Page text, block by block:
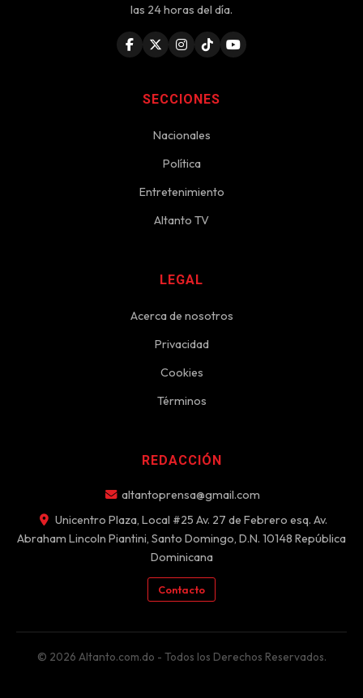
las 24 horas del día.
SECCIONES
Nacionales
Política
Entretenimiento
Altanto TV
LEGAL
Acerca de nosotros
Privacidad
Cookies
Términos
REDACCIÓN
altantoprensa@gmail.com
Unicentro Plaza, Local #25 Av. 27 de Febrero esq. Av.
Abraham Lincoln Piantini, Santo Domingo, D.N. 10148 República
Dominicana
Contacto
© 2026 Altanto.com.do - Todos los Derechos Reservados.